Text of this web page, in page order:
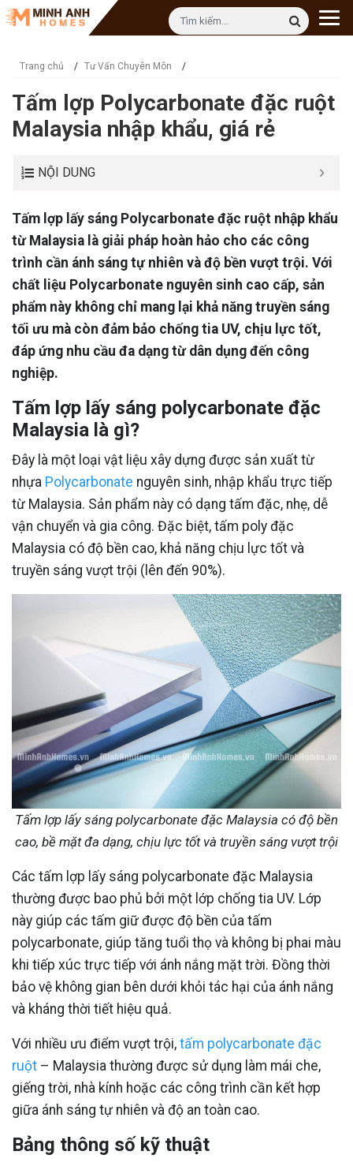
Trang chủ / Tư Vấn Chuyên Môn /
Tấm lợp Polycarbonate đặc ruột
Malaysia nhập khẩu, giá rẻ
NỘI DUNG
Tấm lợp lấy sáng Polycarbonate đặc ruột nhập khẩu
từ Malaysia là giải pháp hoàn hảo cho các công
trình cần ánh sáng tự nhiên và độ bền vượt trội. Với
chất liệu Polycarbonate nguyên sinh cao cấp, sản
phẩm này không chỉ mang lại khả năng truyền sáng
tối ưu mà còn đảm bảo chống tia UV, chịu lực tốt,
đáp ứng nhu cầu đa dạng từ dân dụng đến công
nghiệp.
Tấm lợp lấy sáng polycarbonate đặc
Malaysia là gì?
Đây là một loại vật liệu xây dựng được sản xuất từ
nhựa Polycarbonate nguyên sinh, nhập khẩu trực tiếp
từ Malaysia. Sản phẩm này có dạng tấm đặc, nhẹ, dễ
vận chuyển và gia công. Đặc biệt, tấm poly đặc
Malaysia có độ bền cao, khả năng chịu lực tốt và
truyền sáng vượt trội (lên đến 90%).
Tấm lợp lấy sáng polycarbonate đặc Malaysia có độ bền
cao, bề mặt đa dạng, chịu lực tốt và truyền sáng vượt trội
Các tấm lợp lấy sáng polycarbonate đặc Malaysia
thường được bao phủ bởi một lớp chống tia UV. Lớp
này giúp các tấm giữ được độ bền của tấm
polycarbonate, giúp tăng tuổi thọ và không bị phai màu
khi tiếp xúc trực tiếp với ánh nắng mặt trời. Đồng thời
bảo vệ không gian bên dưới khỏi tác hại của ánh nắng
và kháng thời tiết hiệu quả.
Với nhiều ưu điểm vượt trội, tấm polycarbonate đặc
ruột – Malaysia thường được sử dụng làm mái che,
giếng trời, nhà kính hoặc các công trình cần kết hợp
giữa ánh sáng tự nhiên và độ an toàn cao.
Bảng thông số kỹ thuật